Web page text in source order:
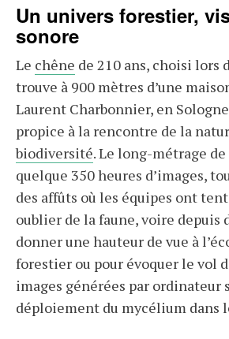
Un univers forestier,
sonore
Le chêne de 210 ans, choisi lors
trouve à 900 mètres d’une
Laurent Charbonnier, en
propice à la rencontre de la
biodiversité. Le long-métrage
quelque 350 heures d’images,
des affûts où les équipes ont
oublier de la faune, voire depuis
donner une hauteur de vue à
forestier ou pour évoquer le vol
images générées par ordinateur
déploiement du mycélium dans